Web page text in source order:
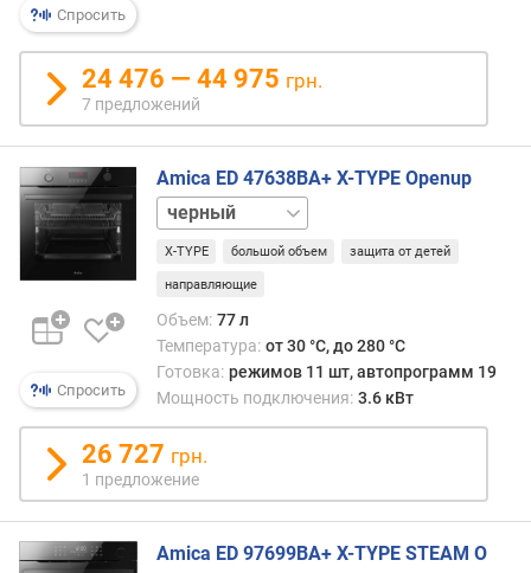
б
а
в
л
е
н
и
я
п
о
л
ч
т
у
п
р
Спросить
24 476 — 44 975 грн.
7 предложений
Спросить
Amica ED 47638BA+ X-TYPE Openup
нержавейка
X-TYPE большой объем защита от детей
направляющие
Объем: 77 л
Температура: от 30 °C, до 280 °C
Готовка: режимов 11 шт, автопрограмм 19
Мощность подключения: 3.6 кВт
26 727 грн.
1 предложение
Amica ED 97699BA+ X-TYPE STEAM O